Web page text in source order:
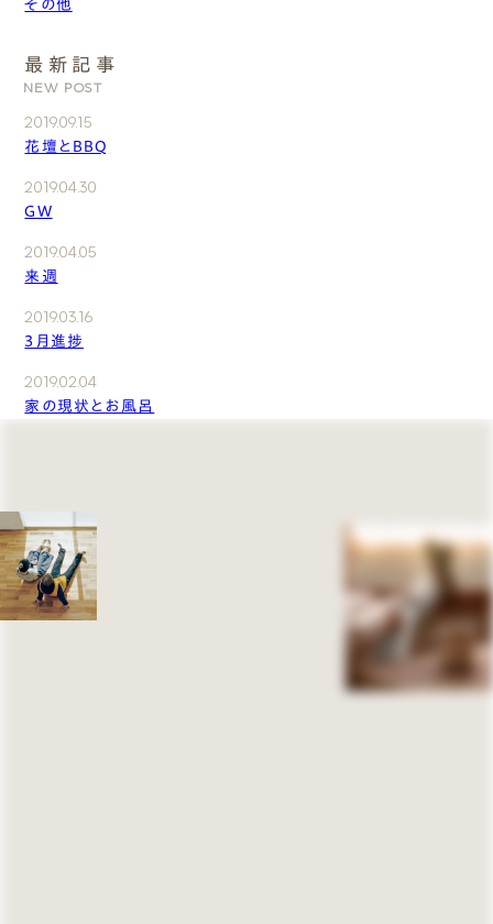
その他
最新記事
NEW POST
2019.09.15
花壇とBBQ
2019.04.30
GW
2019.04.05
来週
2019.03.16
3月進捗
2019.02.04
家の現状とお風呂